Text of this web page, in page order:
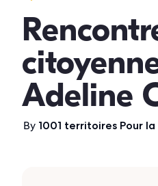
Adeline
By 1001 territoires Pour